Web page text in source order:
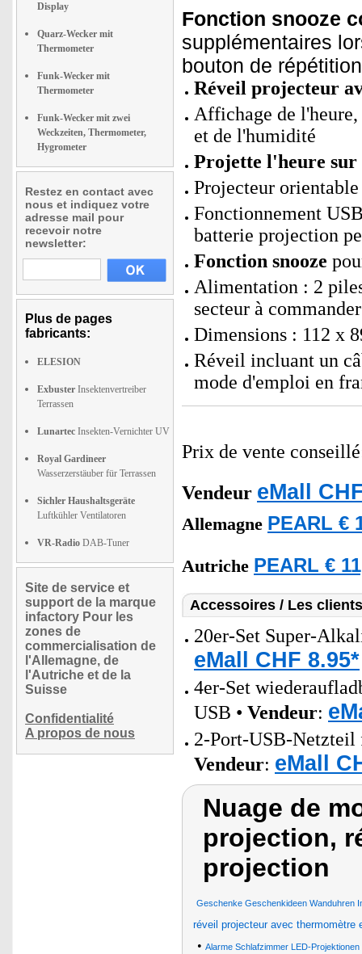
Display
Quarz-Wecker mit
Thermometer
Funk-Wecker mit
Thermometer
Funk-Wecker mit zwei
Weckzeiten, Thermometer,
Hygrometer
Restez en contact avec
nous et indiquez votre
adresse mail pour
recevoir notre
newsletter:
Plus de pages
fabricants:
ELESION
Exbuster Insektenvertreiber
Terrassen
Lunartec Insekten-Vernichter UV
Royal Gardineer
Wasserzerstäuber für Terrassen
Sichler Haushaltsgeräte
Luftkühler Ventilatoren
VR-Radio DAB-Tuner
Site de service et
support de la marque
infactory Pour les
zones de
commercialisation de
l'Allemagne, de
l'Autriche et de la
Suisse
Confidentialité
A propos de nous
Fonction snooze
supplémentaires
bouton de
Réveil projecteur
Affichage de
et de l'humidité
Projette l'heure sur
Projecteur
Fonctionnement
batterie projection
Fonction snooze
Alimentation : 2
secteur à
Dimensions : 112 x
Réveil incluant un
mode d'emploi en
Prix de vente
Vendeur eMall
Allemagne PEARL €
Autriche PEARL €
Accessoires / Les
20er-Set Super-
eMall CHF 8.95*
4er-Set
USB • Vendeur:
2-Port-USB-Netzteil
Vendeur: eMall
Nuage de
projection,
projection
Geschenke Geschenkideen Wanduhren
réveil projecteur avec thermomètre
• Alarme Schlafzimmer LED-